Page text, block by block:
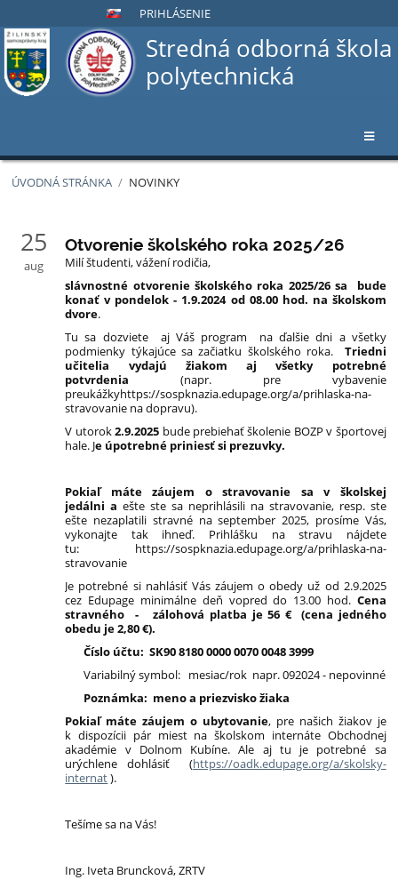
PRIHLÁSENIE
Stredná odborná škola
polytechnická
ÚVODNÁ STRÁNKA / NOVINKY
25
aug
Otvorenie školského roka 2025/26
Milí študenti, vážení rodičia,
slávnostné otvorenie školského roka 2025/26 sa bude
konať v pondelok - 1.9.2024 od 08.00 hod. na školskom
dvore.
Tu sa dozviete aj Váš program na ďalšie dni a všetky
podmienky týkajúce sa začiatku školského roka. Triedni
učitelia vydajú žiakom aj všetky potrebné
potvrdenia (napr. pre vybavenie
preukážkyhttps://sospknazia.edupage.org/a/prihlaska-na-
stravovanie na dopravu).
V utorok2.9.2025 bude prebiehať školenie BOZP v športovej
hale. Je úpotrebné priniesť si prezuvky.
Pokiaľ máte záujem o stravovanie sa v školskej
jedálnia ešte ste sa neprihlásili na stravovanie, resp. ste
ešte nezaplatili stravné na september 2025, prosíme Vás,
vykonajte tak ihneď. Prihlášku na stravu nájdete
tu:
https://sospknazia.edupage.org/a/prihlaska-na-
stravovanie
Je potrebné si nahlásiť Vás záujem o obedy už od 2.9.2025
cez Edupage minimálne deň vopred do 13.00 hod. Cena
stravného - zálohová platba je 56 € (cena jedného
obedu je 2,80 €).
Číslo účtu: SK90 8180 0000 0070 0048 3999
Variabilný symbol: mesiac/rok napr. 092024 - nepovinné
Poznámka: meno a priezvisko žiaka
Pokiaľ máte záujem o ubytovanie, pre našich žiakov je
k dispozícii pár miest na školskom internáte Obchodnej
akadémie v Dolnom Kubíne. Ale aj tu je potrebné sa
urýchlene dohlásiť (https://oadk.edupage.org/a/skolsky-
internat).
Tešíme sa na Vás!
Ing. Iveta Bruncková, ZRTV